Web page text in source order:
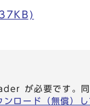
が必要です。同
ロード（無償）し